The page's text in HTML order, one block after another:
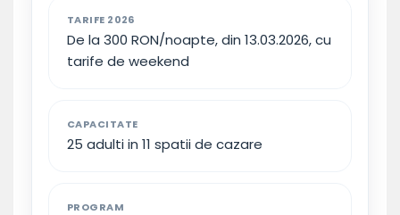
TARIFE 2026
De la 300 RON/noapte, din 13.03.2026, cu
tarife de weekend
CAPACITATE
25 adulti in 11 spatii de cazare
PROGRAM